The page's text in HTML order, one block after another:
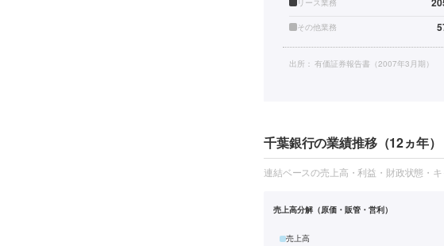
リース業務
その他業務
出所： 有価証券報告書（2007年3月期）
千葉銀行の業績推移（12ヵ年
連結ベースの売上高・利益・財政状態・
売上高分解（原価・販管・営利）
売上高